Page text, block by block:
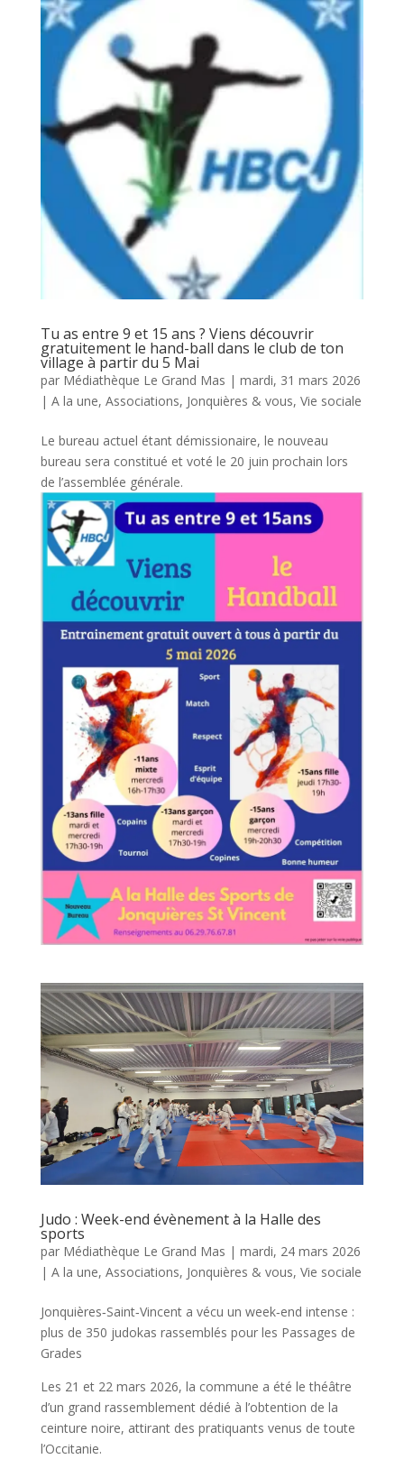
Tu as entre 9 et 15 ans ? Viens découvrir
gratuitement le hand-ball dans le club de ton
village à partir du 5 Mai
par Médiathèque Le Grand Mas | mardi, 31 mars 2026
| A la une, Associations, Jonquières & vous, Vie sociale
Le bureau actuel étant démissionaire, le nouveau
bureau sera constitué et voté le 20 juin prochain lors
de l’assemblée générale.
Judo : Week-end évènement à la Halle des
sports
par Médiathèque Le Grand Mas | mardi, 24 mars 2026
| A la une, Associations, Jonquières & vous, Vie sociale
Jonquières‑Saint‑Vincent a vécu un week‑end intense :
plus de 350 judokas rassemblés pour les Passages de
Grades
Les 21 et 22 mars 2026, la commune a été le théâtre
d’un grand rassemblement dédié à l’obtention de la
ceinture noire, attirant des pratiquants venus de toute
l’Occitanie.